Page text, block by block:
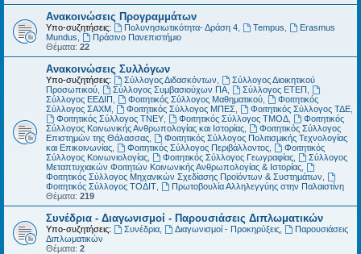
Ανακοινώσεις Προγραμμάτων
Υπο-συζητήσεις: Πολυνησιωτικότητα- Δράση 4, Tempus
Erasmus
Mundus
Πράσινο Πανεπιστήμιο
Θέματα: 22
Ανακοινώσεις Συλλόγων
Υπο-συζητήσεις: Σύλλογος Διδασκόντων
Σύλλογος Διοικητικού
Προσωπικού
Σύλλογος Συμβασιούχων ΠΑ, Σύλλογος ΕΤΕΠ
Σύλλογος ΕΕΔΙΠ
Φοιτητικός Σύλλογος Μαθηματικού,
Φοιτητικός
Σύλλογος ΣΑΧΜ
Φοιτητικός Σύλλογος ΜΠΕΣ Φοιτητικός Σύλλογος ΤΔΕ,
Φοιτητικός Σύλλογος ΤΝΕΥ, Φοιτητικός Σύλλογος ΤΜΟΔ,
Φοιτητικός
Σύλλογος Κοινωνικής Ανθρωπολογίας και Ιστορίας
Φοιτητικός Σύλλογος
Επιστημών της Θάλασσας
Φοιτητικός Σύλλογος Πολιτισμικής Τεχνολογίας
και Επικοινωνίας
Φοιτητικός Σύλλογος Περιβάλλοντος,
Φοιτητικός
Σύλλογος Κοινωνιολογίας
Φοιτητικός Σύλλογος Γεωγραφίας,
Σύλλογος
Μεταπτυχιακών Φοιτητών Κοινωνικής Ανθρωπολογίας & Ιστορίας
Φοιτητικός Σύλλογος Μηχανικών Σχεδίασης Προϊόντων & Συστημάτων
Φοιτητικός Σύλλογος ΤΟΔΙΤ
Πρωτοβουλία Αλληλεγγύης στην Παλαιστίνη
Θέματα: 219
Συνέδρια - Διαγωνισμοί - Παρουσιάσεις Διπλωματικών
Υπο-συζητήσεις: Συνέδρια, Διαγωνισμοί - Προκηρύξεις,
Παρουσιάσεις
Διπλωματικών
Θέματα: 2